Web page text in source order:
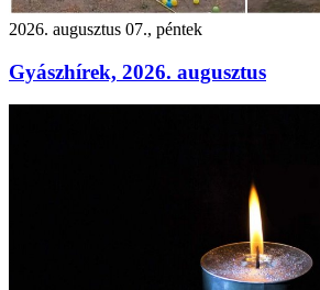
2026. augusztus 07., péntek
Gyászhírek, 2026. augusztus